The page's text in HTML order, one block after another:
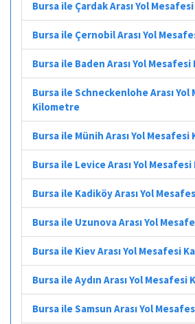
Bursa ile Çardak Arası Yol
Bursa ile Çernobil Arası Yol
Bursa ile Baden Arası Yol
Bursa ile Schneckenlohe Arası Yol
Kilometre
Bursa ile Münih Arası Yol
Bursa ile Levice Arası Yol
Bursa ile Kadiköy Arası Yol
Bursa ile Uzunova Arası Yol
Bursa ile Kiev Arası Yol Mesafesi
Bursa ile Aydın Arası Yol Mesafesi
Bursa ile Samsun Arası Yol